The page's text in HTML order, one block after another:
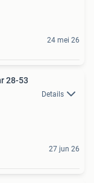
24 mei 26
28-53
Details
27 jun 26